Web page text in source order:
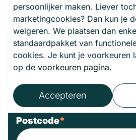
Voornaam *
Achternaam*
Postcode*
persoonlijker maken. Liever
marketingcookies? Dan kun je
weigeren. We plaatsen dan
standaardpakket van
cookies. Je kunt je voorkeuren
op de voorkeuren pagina.
Accepteren